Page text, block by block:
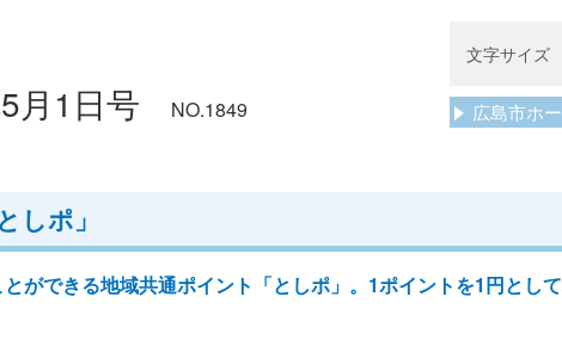
5月1日号 NO.1849
文字サイズ
広島市ホ
しポ」
ができる地域共通ポイント「としポ」。1ポイントを1円とし